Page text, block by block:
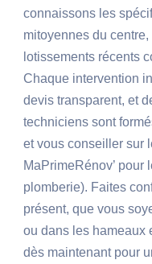
connaissons les
mitoyennes du
lotissements récents
Chaque intervention
devis transparent, et
techniciens sont
et vous conseiller sur
MaPrimeRénov’
plomberie). Faites
présent, que vous
ou dans les hameaux
dès maintenant pour